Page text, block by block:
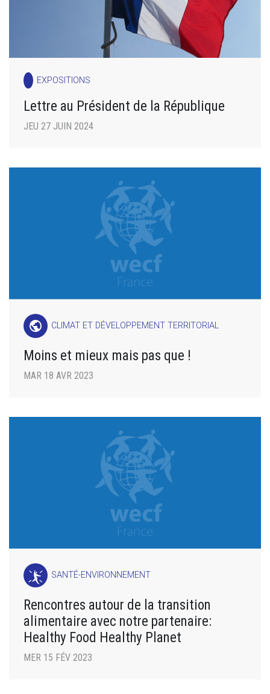
EXPOSITIONS
Lettre au Président de la République
JEU 27 JUIN 2024
public CLIMAT ET DÉVELOPPEMENT TERRITORIAL
Moins et mieux mais pas que !
MAR 18 AVR 2023
SANTÉ-ENVIRONNEMENT
Rencontres autour de la transition
alimentaire avec notre partenaire:
Healthy Food Healthy Planet
MER 15 FÉV 2023